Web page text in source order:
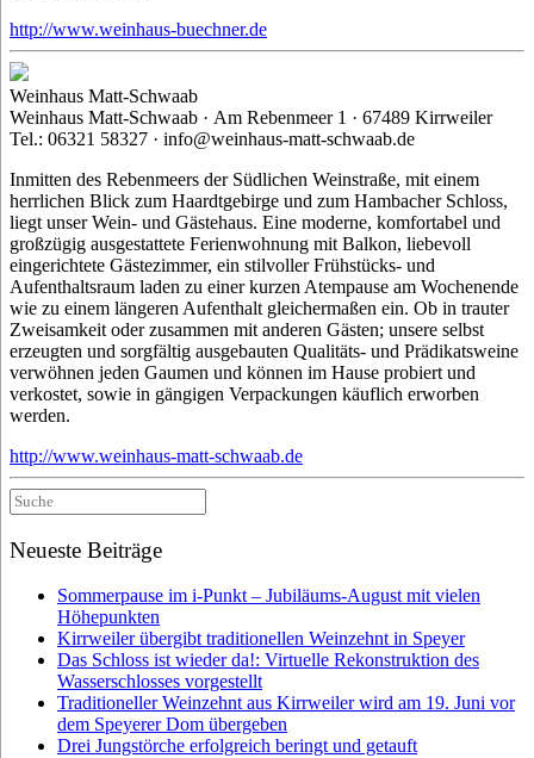
http://www.weinhaus-buechner.de
Weinhaus Matt-Schwaab
Weinhaus Matt-Schwaab · Am Rebenmeer 1 · 67489 Kirrweiler
Tel.: 06321 58327 · info@weinhaus-matt-schwaab.de
Inmitten des Rebenmeers der Südlichen Weinstraße, mit einem
herrlichen Blick zum Haardtgebirge und zum Hambacher Schloss,
liegt unser Wein- und Gästehaus. Eine moderne, komfortabel und
großzügig ausgestattete Ferienwohnung mit Balkon, liebevoll
eingerichtete Gästezimmer, ein stilvoller Frühstücks- und
Aufenthaltsraum laden zu einer kurzen Atempause am Wochenende
wie zu einem längeren Aufenthalt gleichermaßen ein. Ob in trauter
Zweisamkeit oder zusammen mit anderen Gästen; unsere selbst
erzeugten und sorgfältig ausgebauten Qualitäts- und Prädikatsweine
verwöhnen jeden Gaumen und können im Hause probiert und
verkostet, sowie in gängigen Verpackungen käuflich erworben
werden.
http://www.weinhaus-matt-schwaab.de
Suche
nach:
Neueste Beiträge
Sommerpause im i-Punkt – Jubiläums-August mit vielen
Höhepunkten
Kirrweiler übergibt traditionellen Weinzehnt in Speyer
Das Schloss ist wieder da!: Virtuelle Rekonstruktion des
Wasserschlosses vorgestellt
Traditioneller Weinzehnt aus Kirrweiler wird am 19. Juni vor
dem Speyerer Dom übergeben
Drei Jungstörche erfolgreich beringt und getauft